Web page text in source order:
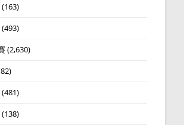
(163)
(493)
(2,630)
(481)
(138)